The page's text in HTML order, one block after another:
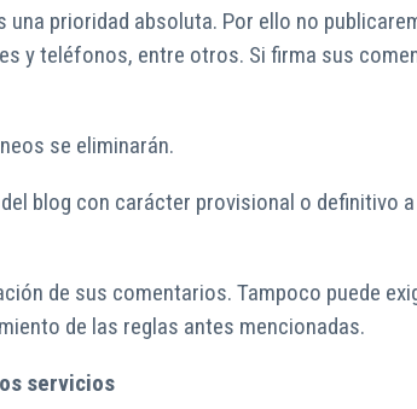
prioridad absoluta. Por ello no
y teléfonos, entre otros. Si firma sus
se eliminarán.
blog con carácter provisional o
de sus comentarios. Tampoco puede
de las reglas antes mencionadas.
servicios